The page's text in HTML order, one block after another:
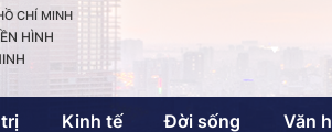
CHÍ MINH
HÌNH
Kinh tế Đời sống Văn